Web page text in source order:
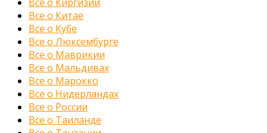
Все о Китае
Все о Кубе
Все о Люксембурге
Все о Маврикии
Все о Мальдивах
Все о Марокко
Все о Нидерландах
Все о России
Все о Таиланде